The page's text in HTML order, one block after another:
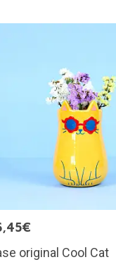
original Cool Cat